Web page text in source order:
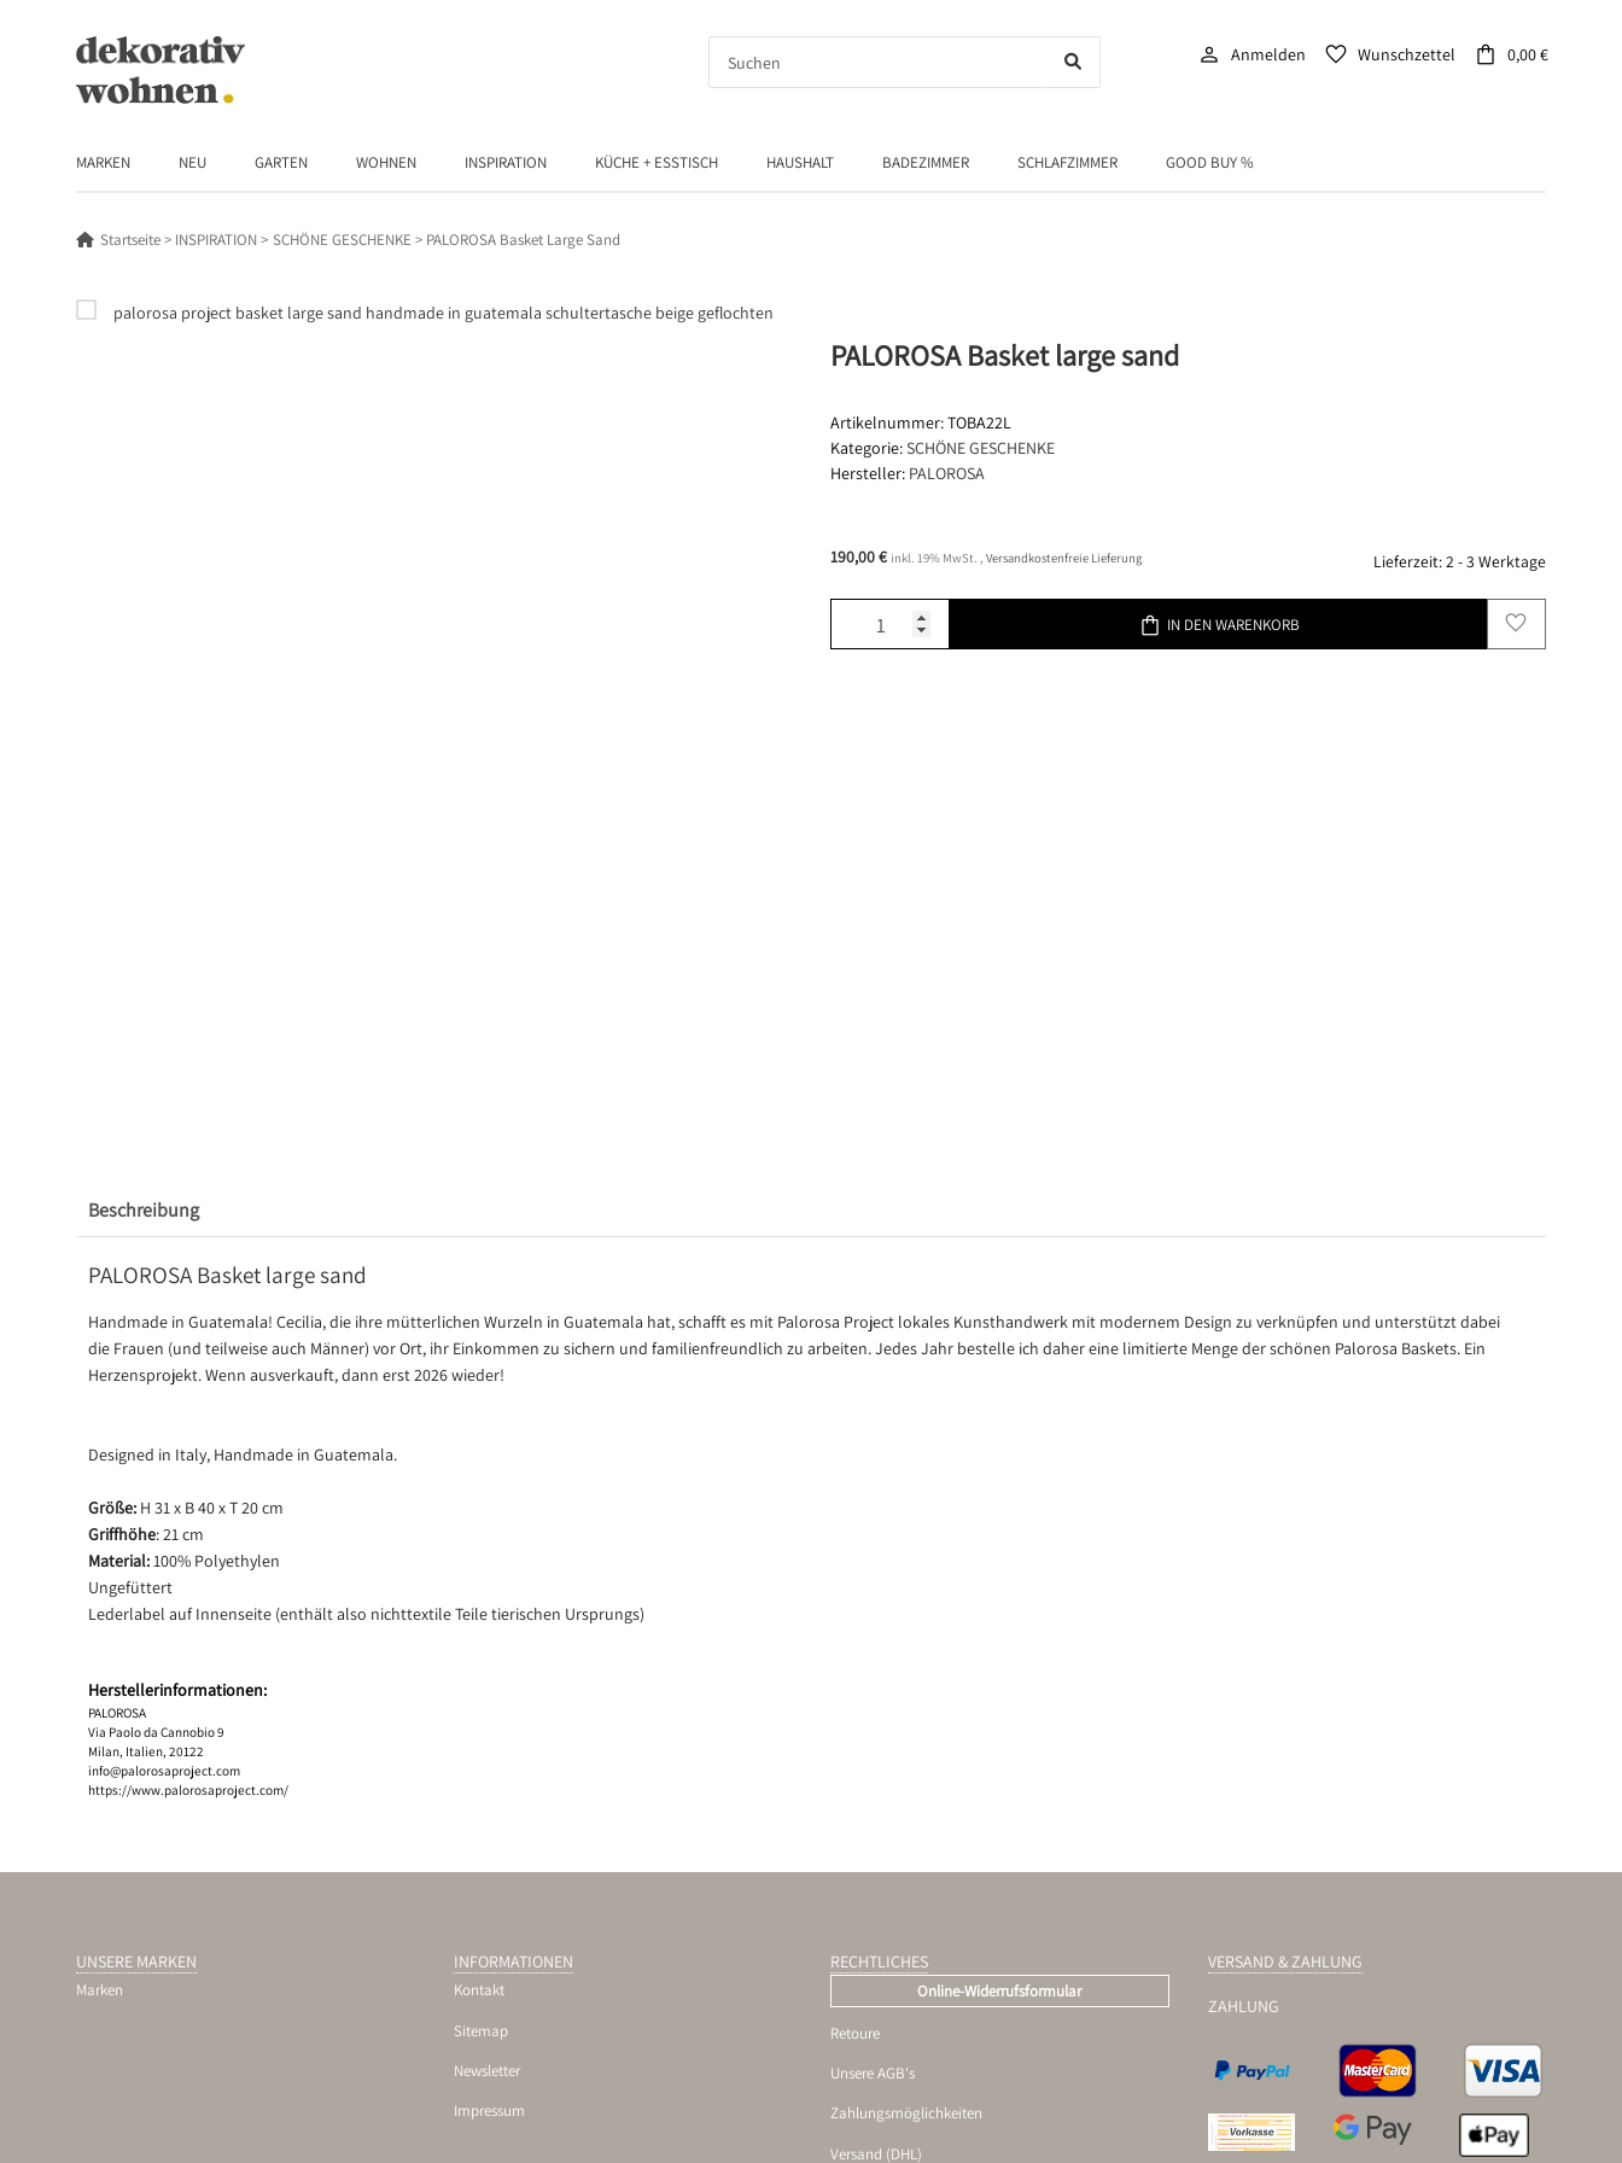
person Anmelden favorite Wunschzettel shopping_bag 0,00 €
MARKEN NEU GARTEN WOHNEN INSPIRATION KÜCHE + ESSTISCH HAUSHALT BADEZIMMER SCHLAFZIMMER GOOD BUY %
Startseite INSPIRATION SCHÖNE GESCHENKE PALOROSA Basket Large Sand
PALOROSA Basket large sand
Artikelnummer:TOBA22L
Kategorie:SCHÖNE GESCHENKE
Hersteller: PALOROSA
190,00 € inkl. 19% MwSt. , Versandkostenfreie Lieferung Lieferzeit:2 - 3 Werktage
shopping_bag IN DEN WARENKORB favorite
Beschreibung
PALOROSA Basket large sand
Handmade in Guatemala! Cecilia, die ihre mütterlichen Wurzeln in Guatemala hat, schafft es mit Palorosa Project lokales Kunsthandwerk mit modernem Design zu verknüpfen und unterstützt dabei
die Frauen (und teilweise auch Männer) vor Ort, ihr Einkommen zu sichern und familienfreundlich zu arbeiten. Jedes Jahr bestelle ich daher eine limitierte Menge der schönen Palorosa Baskets. Ein
Herzensprojekt. Wenn ausverkauft, dann erst 2026 wieder!
Designed in Italy, Handmade in Guatemala.
Größe: H 31 x B 40 x T 20 cm
Griffhöhe: 21 cm
Material:100% Polyethylen
Ungefüttert
Lederlabel auf Innenseite (enthält also nichttextile Teile tierischen Ursprungs)
Herstellerinformationen:
PALOROSA
Via Paolo da Cannobio 9
Milan, Italien, 20122
info@palorosaproject.com
https://www.palorosaproject.com/
UNSERE MARKEN
Marken
INFORMATIONEN
Kontakt
Sitemap
Newsletter
Impressum
RECHTLICHES
Online-Widerrufsformular
Retoure
Unsere AGB's
Zahlungsmöglichkeiten
Versand (DHL)
VERSAND & ZAHLUNG
ZAHLUNG